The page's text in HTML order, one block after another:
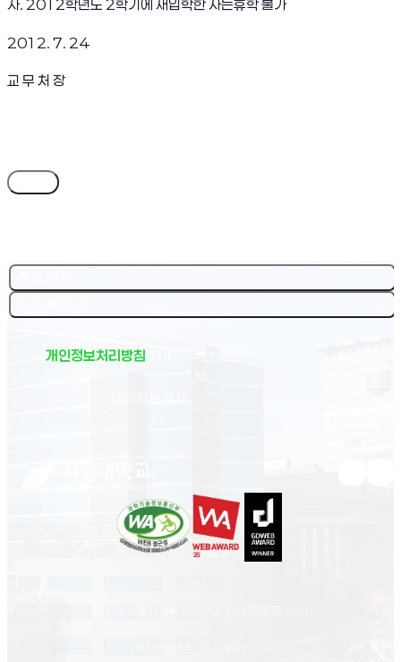
사. 2012학년도 2학기에 재입학한 자는휴학 불가
2012. 7. 24
교 무 처 장
개인정보처리방침